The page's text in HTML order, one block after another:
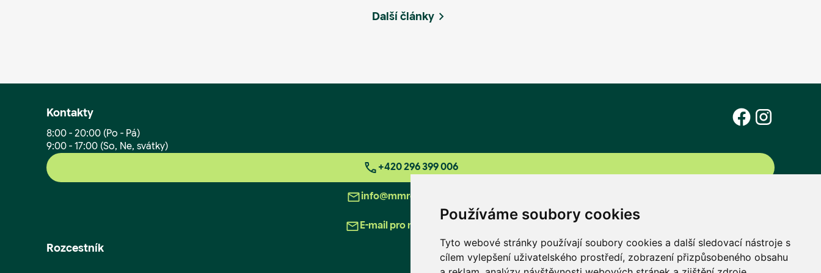
Používáme soubory cookies
Tyto webové stránky používají soubory cookies a další sledovací nástroje s
cílem vylepšení uživatelského prostředí, zobrazení přizpůsobeného obsahu
Další články
Kontakty
8:00 - 20:00 (Po - Pá)
9:00 - 17:00 (So, Ne, svátky)
+420 296 399 006
info@mmreality.cz
E-mail pro novináře
Rozcestník